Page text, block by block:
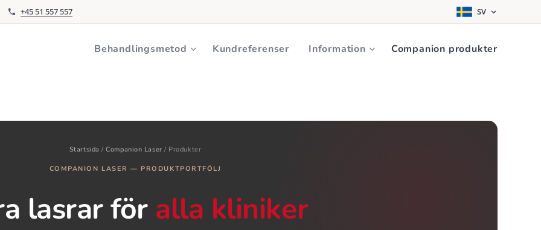
+45 51 557 557 SV
Behandlingsmetod Kundreferenser Information Companion produkter
SV
Startsida /Companion Laser / Produkter
COMPANION LASER — PRODUKTPORTFÖLJ
lasrar för alla kliniker